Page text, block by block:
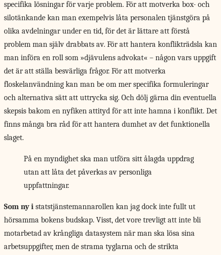
specifika lösningar för varje problem. För att motverka box- och
silotänkande kan man exempelvis låta personalen tjänstgöra på
olika avdelningar under en tid, för det är lättare att förstå
problem man själv drabbats av. För att hantera konflikträdsla kan
man införa en roll som »djävulens advokat« – någon vars uppgift
det är att ställa besvärliga frågor. För att motverka
floskelanvändning kan man be om mer specifika formuleringar
och alternativa sätt att uttrycka sig. Och dölj gärna din eventuella
skepsis bakom en nyfiken attityd för att inte hamna i konflikt. Det
finns många bra råd för att hantera dumhet av det funktionella
slaget.
På en myndighet ska man utföra sitt ålagda uppdrag
utan att låta det påverkas av personliga
uppfattningar.
Som ny i statstjänstemannarollen kan jag dock inte fullt ut
hörsamma bokens budskap. Visst, det vore trevligt att inte bli
motarbetad av krångliga datasystem när man ska lösa sina
arbetsuppgifter, men de strama tyglarna och de strikta